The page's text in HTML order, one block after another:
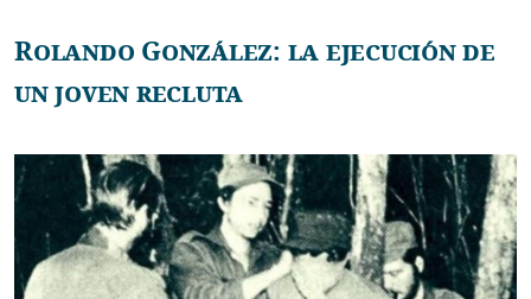
Rolando González: la ejecución de
un joven recluta